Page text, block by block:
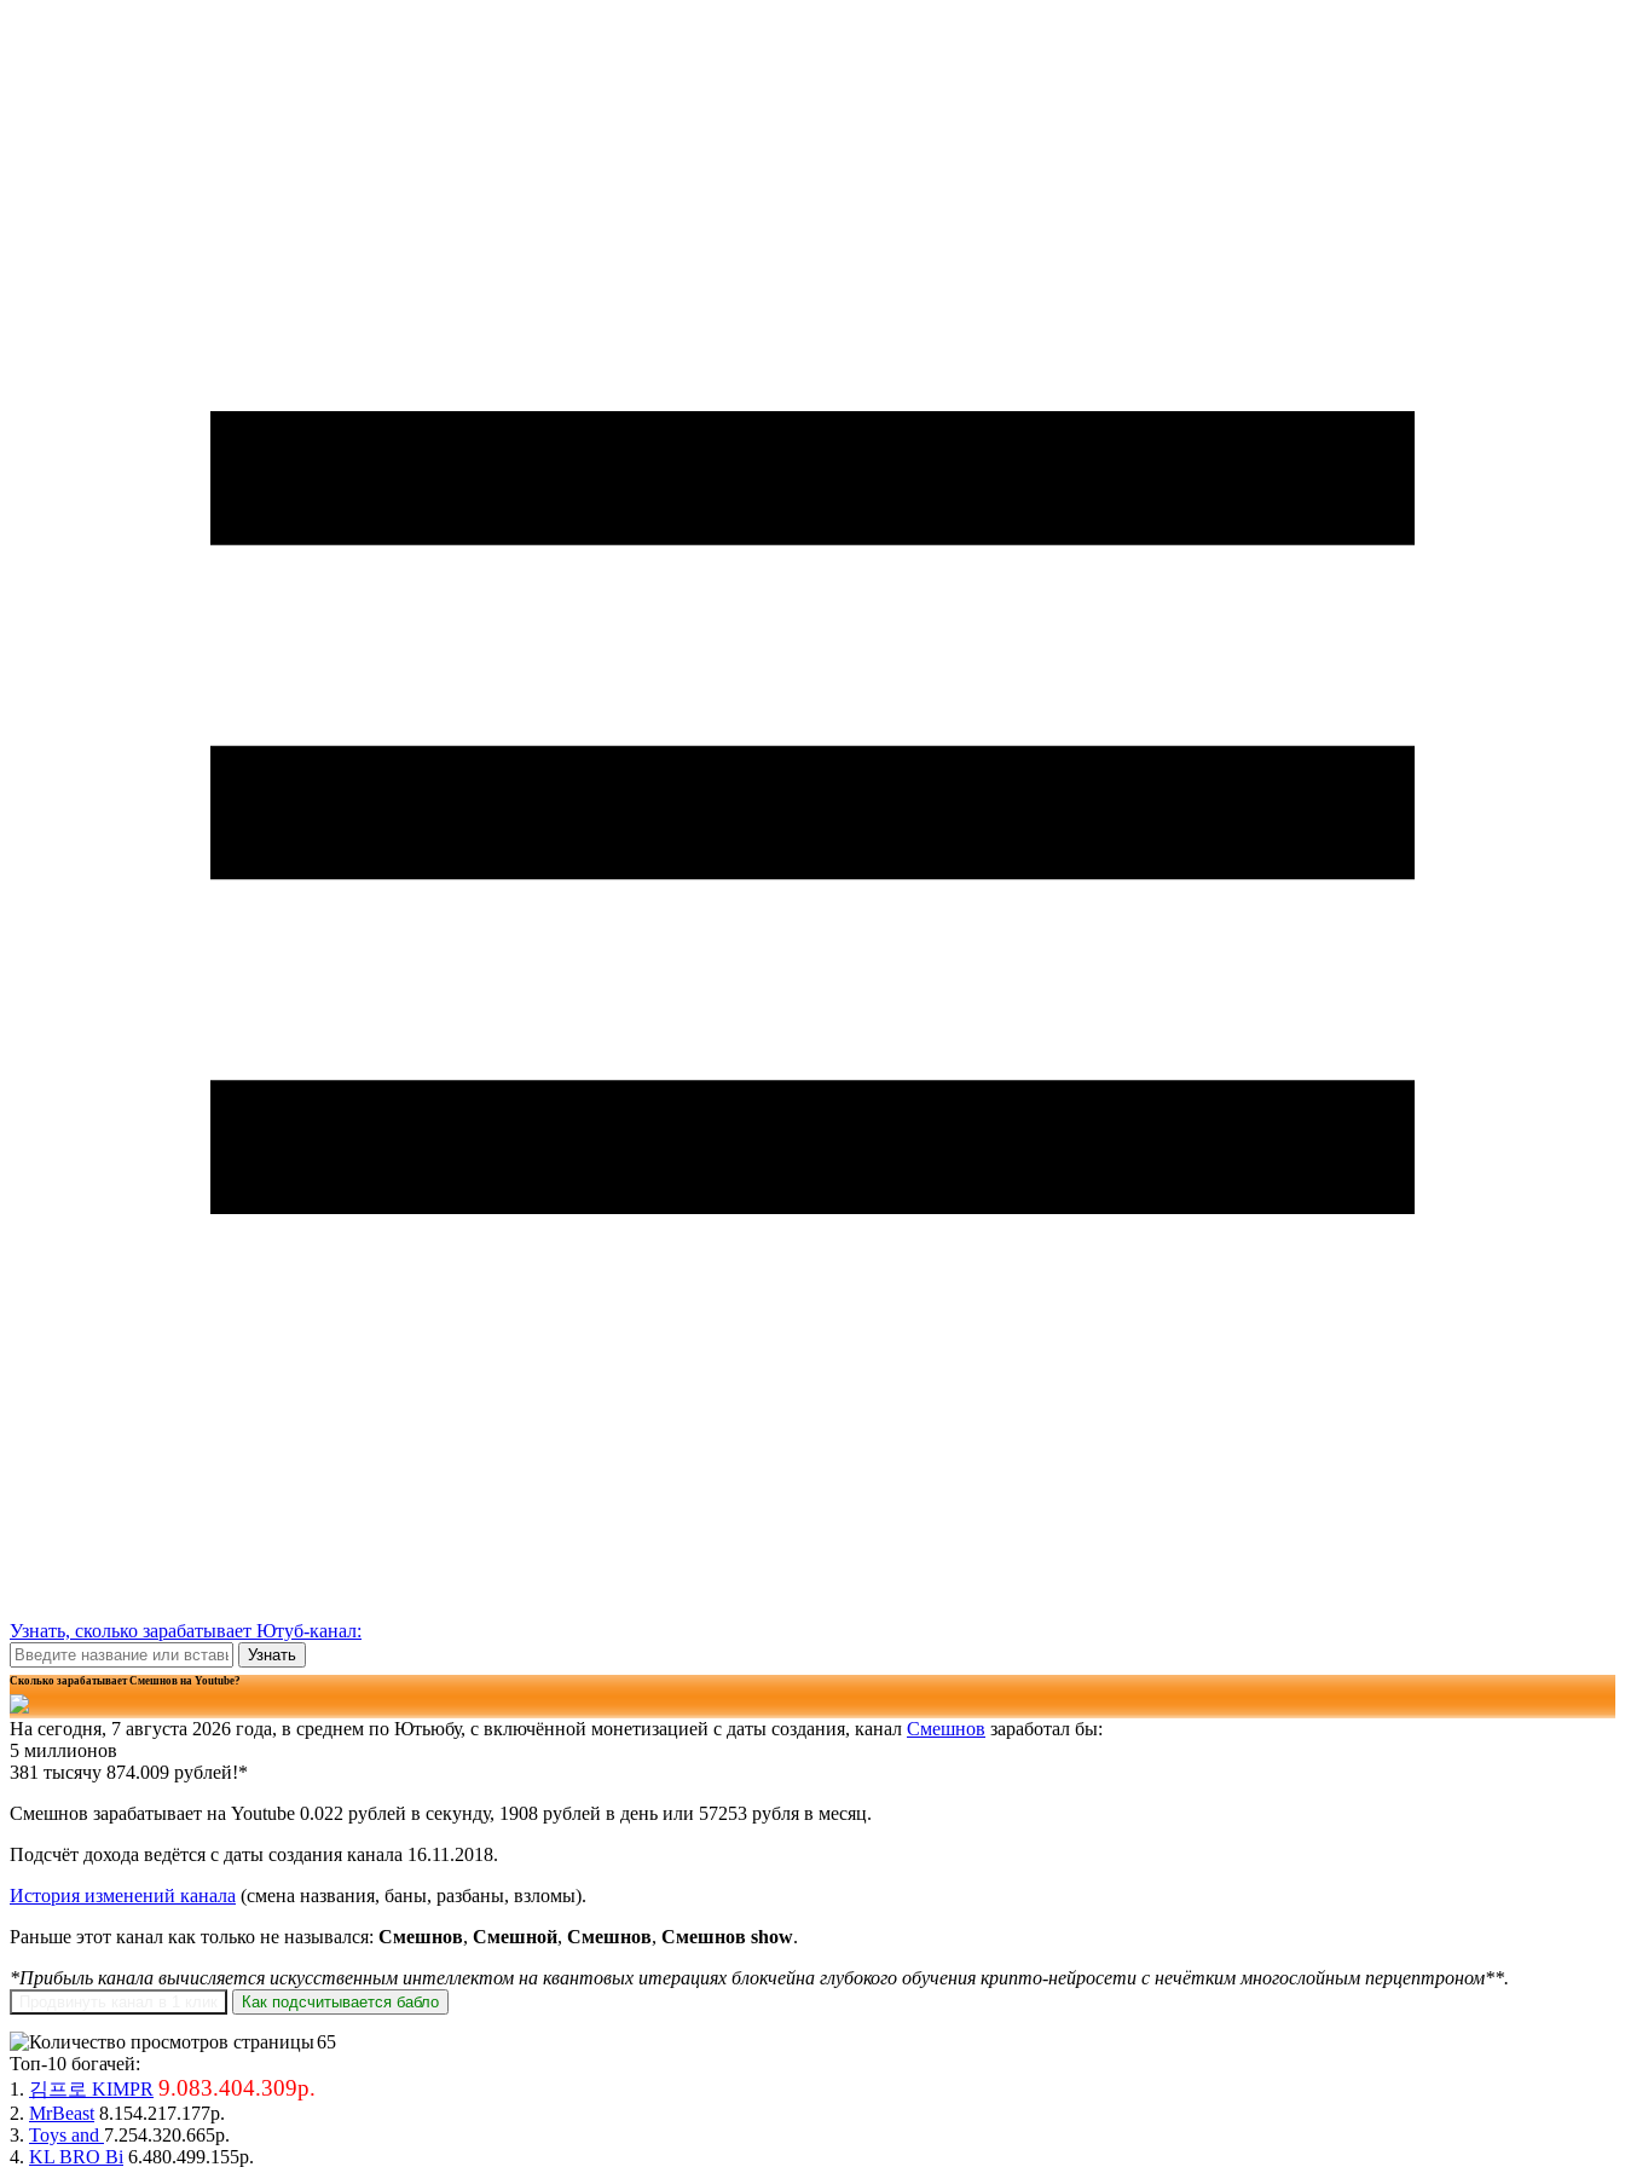
Узнать, сколько зарабатывает Ютуб-канал:
Узнать
Сколько зарабатывает Смешнов на Youtube?
На сегодня, 7 августа 2026 года, в среднем по Ютьюбу, с включённой монетизацией с даты создания, канал Смешнов заработал бы:
381 тысячу 874.015 рублей!*
Смешнов зарабатывает на Youtube 0.022 рублей в секунду, 1908 рублей в день или 57253 рубля в месяц.
Подсчёт дохода ведётся с даты создания канала 16.11.2018.
История изменений канала (смена названия, баны, разбаны, взломы).
Раньше этот канал как только не назывался: Смешнов, Смешной, Смешнов, Смешнов show.
*Прибыль канала вычисляется искусственным интеллектом на квантовых итерациях блокчейна глубокого обучения крипто-нейросети с нечётким многослойным перцептроном**.
Как подсчитывается бабло
65
Топ-10 богачей:
1. 김프로 KIMPR 9.083.404.309р.
2. MrBeast 8.154.217.177р.
3. Toys and 7.254.320.665р.
4. KL BRO Bi 6.480.499.155р.